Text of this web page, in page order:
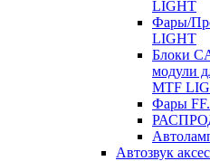
LIGHT
Фары/
LIGHT
Блоки
модули
MTF
Фары FF.
Автозвук